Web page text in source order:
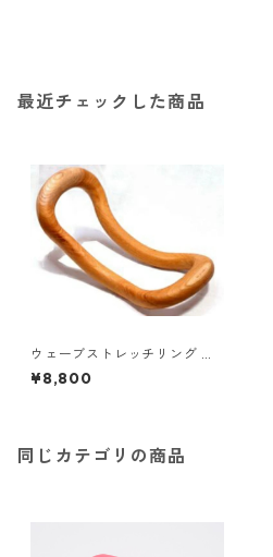
最近チェックした商品
ウェーブストレッチリング 欅
オンライン無料レッスン特典
付き
¥8,800
同じカテゴリの商品